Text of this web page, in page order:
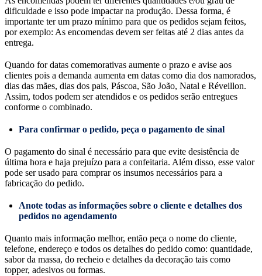
dificuldade e isso pode impactar na produção. Dessa forma, é
importante ter um prazo mínimo para que os pedidos sejam feitos,
por exemplo: As encomendas devem ser feitas até 2 dias antes da
entrega.
Quando for datas comemorativas aumente o prazo e avise aos
clientes pois a demanda aumenta em datas como dia dos namorados,
dias das mães, dias dos pais, Páscoa, São João, Natal e Réveillon.
Assim, todos podem ser atendidos e os pedidos serão entregues
conforme o combinado.
Para confirmar o pedido, peça o pagamento de sinal
O pagamento do sinal é necessário para que evite desistência de
última hora e haja prejuízo para a confeitaria. Além disso, esse valor
pode ser usado para comprar os insumos necessários para a
fabricação do pedido.
Anote todas as informações sobre o cliente e detalhes dos
pedidos no agendamento
Quanto mais informação melhor, então peça o nome do cliente,
telefone, endereço e todos os detalhes do pedido como: quantidade,
sabor da massa, do recheio e detalhes da decoração tais como
topper, adesivos ou formas.